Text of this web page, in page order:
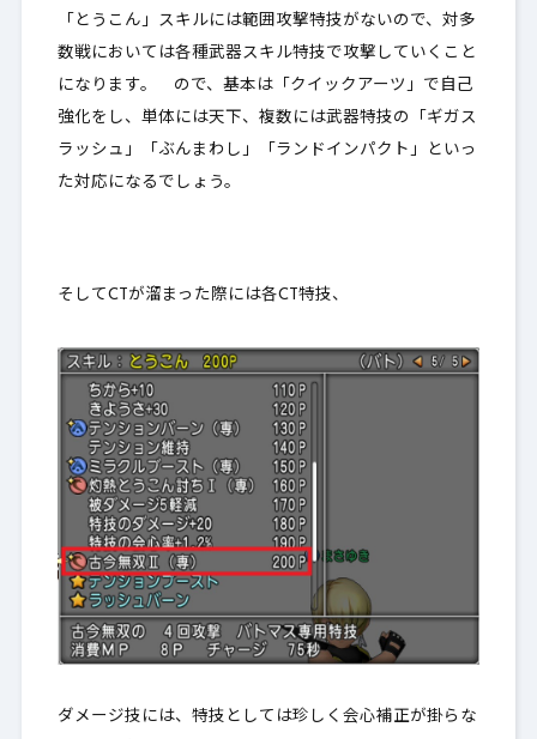
「とうこん」スキルには範囲攻撃特技がないので、対多
数戦においては各種武器スキル特技で攻撃していくこと
になります。 ので、基本は「クイックアーツ」で自己
強化をし、単体には天下、複数には武器特技の「ギガス
ラッシュ」「ぶんまわし」「ランドインパクト」といっ
た対応になるでしょう。
そしてCTが溜まった際には各CT特技、
ダメージ技には、特技としては珍しく会心補正が掛らな